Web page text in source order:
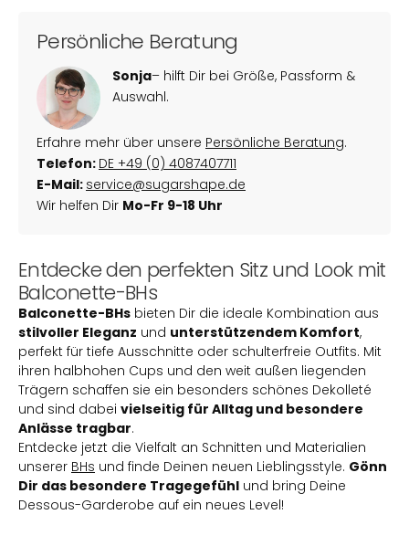
Persönliche Beratung
Sonja– hilft Dir bei Größe, Passform &
Auswahl.
Erfahre mehr über unsere Persönliche Beratung.
Telefon: DE +49 (0) 4087407711
E-Mail: service@sugarshape.de
Wir helfen Dir Mo-Fr 9-18 Uhr
Entdecke den perfekten Sitz und Look mit
Balconette-BHs
Balconette-BHs bieten Dir die ideale Kombination aus
stilvoller Eleganz und unterstützendem Komfort,
perfekt für tiefe Ausschnitte oder schulterfreie Outfits. Mit
ihren halbhohen Cups und den weit außen liegenden
Trägern schaffen sie ein besonders schönes Dekolleté
und sind dabei vielseitig für Alltag und besondere
Anlässe tragbar.
Entdecke jetzt die Vielfalt an Schnitten und Materialien
unserer BHs und finde Deinen neuen Lieblingsstyle. Gönn
Dir das besondere Tragegefühl und bring Deine
Dessous-Garderobe auf ein neues Level!